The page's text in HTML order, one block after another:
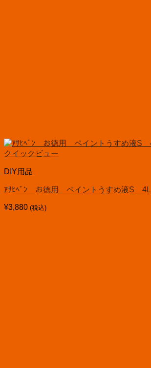
クイックビュー
DIY用品
ｱｻﾋﾍﾟﾝ お徳用 ペイントうすめ液S 4L
¥3,880 (税込)